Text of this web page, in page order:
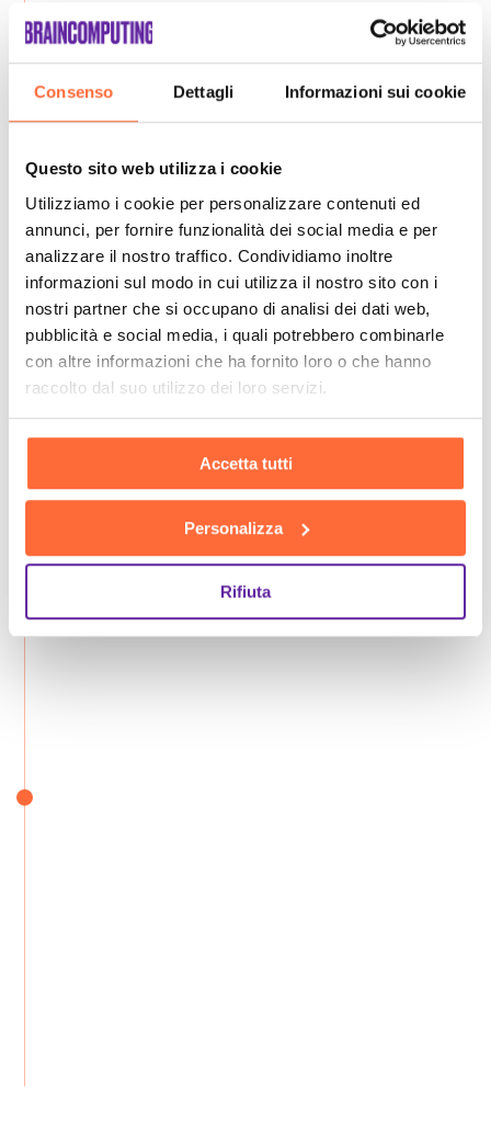
Consenso Dettagli Informazioni sui cookie
Questo sito web utilizza i cookie
Utilizziamo i cookie per personalizzare contenuti ed
annunci, per fornire funzionalità dei social media e per
analizzare il nostro traffico. Condividiamo inoltre
informazioni sul modo in cui utilizza il nostro sito con i
nostri partner che si occupano di analisi dei dati web,
pubblicità e social media, i quali potrebbero combinarle
con altre informazioni che ha fornito loro o che hanno
raccolto dal suo utilizzo dei loro servizi.
Accetta tutti
Personalizza
Rifiuta